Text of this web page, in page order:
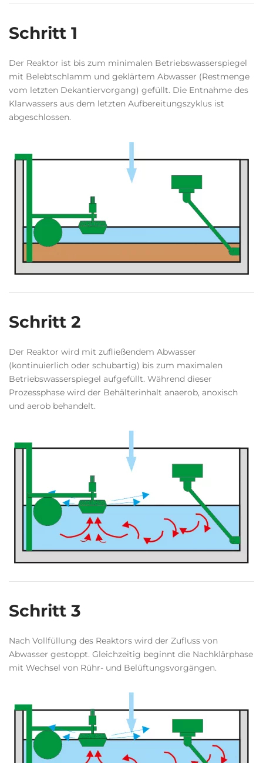
Schritt 1
Der Reaktor ist bis zum minimalen Betriebswasserspiegel
mit Belebtschlamm und geklärtem Abwasser (Restmenge
vom letzten Dekantiervorgang) gefüllt. Die Entnahme des
Klarwassers aus dem letzten Aufbereitungszyklus ist
abgeschlossen.
Schritt 2
Der Reaktor wird mit zufließendem Abwasser
(kontinuierlich oder schubartig) bis zum maximalen
Betriebswasserspiegel aufgefüllt. Während dieser
Prozessphase wird der Behälterinhalt anaerob, anoxisch
und aerob behandelt.
Schritt 3
Nach Vollfüllung des Reaktors wird der Zufluss von
Abwasser gestoppt. Gleichzeitig beginnt die Nachklärphase
mit Wechsel von Rühr- und Belüftungsvorgängen.